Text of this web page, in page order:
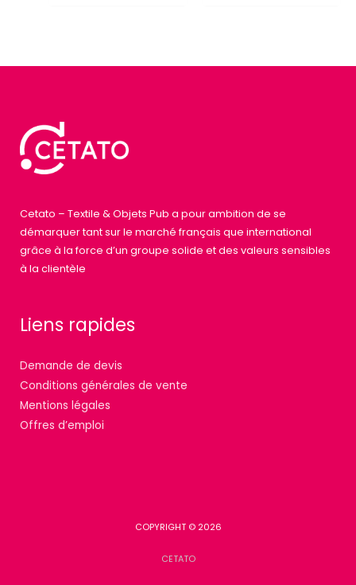
Cetato – Textile & Objets Pub a pour ambition de se
démarquer tant sur le marché français que international
grâce à la force d’un groupe solide et des valeurs sensibles
à la clientèle
Liens rapides
Demande de devis
Conditions générales de vente
Mentions légales
Offres d’emploi
COPYRIGHT © 2026
CETATO